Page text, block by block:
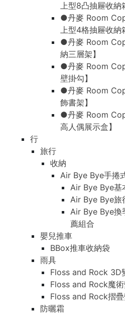
上型8凸抽屜收納
●丹麥 Room
上型4格抽屜收納
●丹麥 Room
納三層架】
●丹麥 Room
壁掛勾】
●丹麥 Room
飾書架】
●丹麥 Room
高人偶展示盒】
行
旅行
收納
Air Bye Bye手捲
Air Bye Bye基
Air Bye Bye旅
Air Bye Bye換
薦組合
嬰兒推車
BBox推車收納袋
雨具
Floss and Rock 3D
Floss and Rock魔
Floss and Rock摺
防曬霜